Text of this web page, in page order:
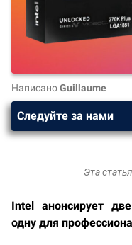
НаписаноGuillaume
Следуйте за нами
Эта
Intel анонсирует
одну для